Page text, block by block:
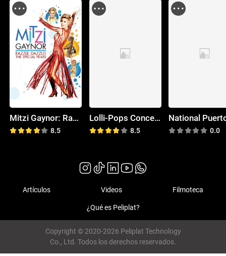
Mitzi Gaynor: Razzle Dazzle! The Special Years
8.5
Lolli-Pops Concerts: The Orchestra - A Happy Family
8.5 0.0
Artículos Videos Filmoteca
¿Qué es Peliplat?
Copyright © 2020-2026 Peliplat Technology
Co., Ltd. Todos los derechos reservados.